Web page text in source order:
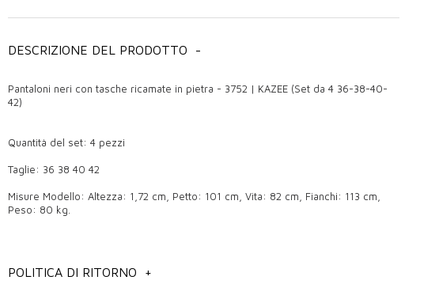
DESCRIZIONE DEL PRODOTTO -
Pantaloni neri con tasche ricamate in pietra - 3752 | KAZEE (Set da 4 36-38-40-
42)
Quantità del set: 4 pezzi
Taglie: 36 38 40 42
Misure Modello: Altezza: 1,72 cm, Petto: 101 cm, Vita: 82 cm, Fianchi: 113 cm,
Peso: 80 kg.
I pantaloni sono uno dei pezzi essenziali che uniscono comfort ed eleganza e
POLITICA DI RITORNO +